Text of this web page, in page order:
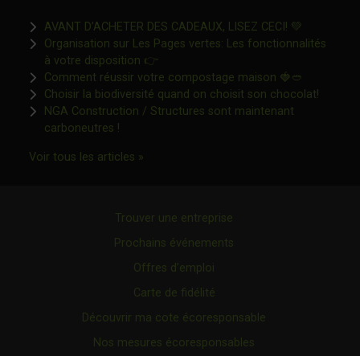
AVANT D’ACHETER DES CADEAUX, LISEZ CECI! 💚
Organisation sur Les Pages vertes: Les fonctionnalités
à votre disposition 👉Ce lien s'ouvrira dans une nouvelle
Comment réussir votre compostage maison 🍓🥙
Choisir la biodiversité quand on choisit son chocolat!Ce lien
NGA Construction / Structures sont maintenant
carboneutres !Ce lien s'ouvrira dans une nouvelle fenêtre"
Voir tous les articles »Ce lien s'ouvrira dans une nouvelle
Trouver une entreprise
Prochains événements
Offres d’emploi
Carte de fidélité
Découvrir ma cote écoresponsable
Nos mesures écoresponsables